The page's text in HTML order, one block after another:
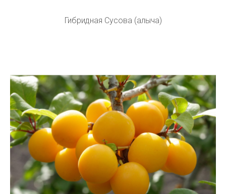
Гибридная Сусова (алыча)